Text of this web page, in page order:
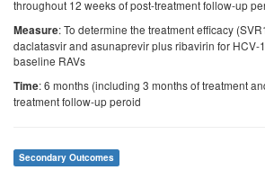
throughout 12 weeks of post-treatment follow-up
Measure: To determine the treatment efficacy
daclatasvir and asunaprevir plus ribavirin for HCV-
baseline RAVs
Time: 6 months (including 3 months of treatment
treatment follow-up peroid
Secondary Outcomes